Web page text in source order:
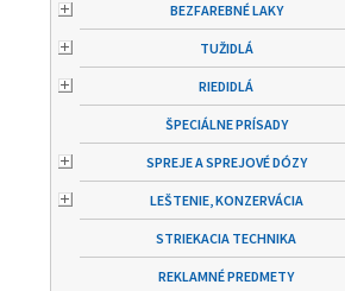
BEZFAREBNÉ LAKY
TUŽIDLÁ
RIEDIDLÁ
ŠPECIÁLNE PRÍSADY
SPREJE A SPREJOVÉ DÓZY
LEŠTENIE, KONZERVÁCIA
STRIEKACIA TECHNIKA
REKLAMNÉ PREDMETY